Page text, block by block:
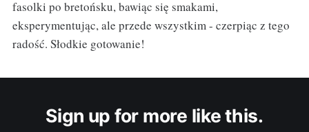
fasolki po bretońsku, bawiąc się smakami,
eksperymentując, ale przede wszystkim - czerpiąc z tego
radość. Słodkie gotowanie!
Sign up for more like this.